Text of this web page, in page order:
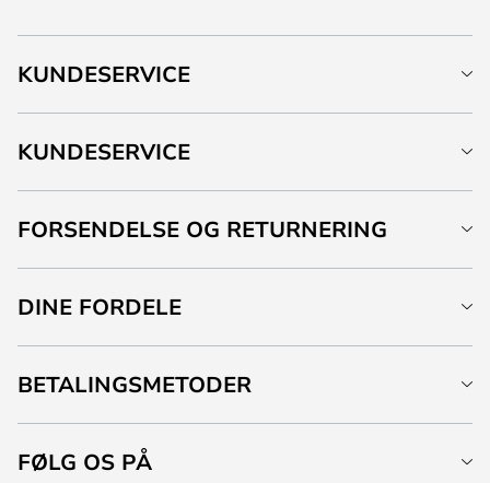
KUNDESERVICE
KUNDESERVICE
FORSENDELSE OG RETURNERING
DINE FORDELE
BETALINGSMETODER
FØLG OS PÅ